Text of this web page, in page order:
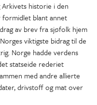
historie i den
formidlet blant annet
av brev fra sjøfolk hjem
viktigste bidrag til de
Norge hadde verdens
statseide rederiet
med andre allierte
drivstoff og mat over